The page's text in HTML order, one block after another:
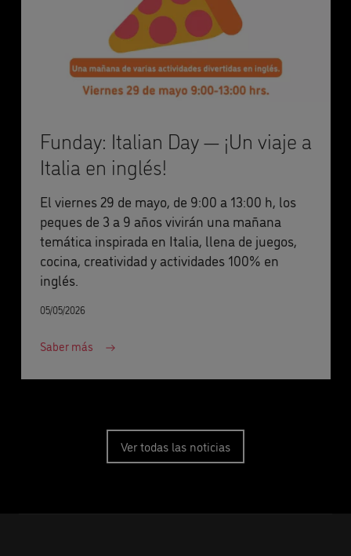
Funday: Italian Day — ¡Un viaje a
Italia en inglés!
El viernes 29 de mayo, de 9:00 a 13:00 h, los
peques de 3 a 9 años vivirán una mañana
temática inspirada en Italia, llena de juegos,
cocina, creatividad y actividades 100% en
inglés.
05/05/2026
Saber más
Ver todas las noticias